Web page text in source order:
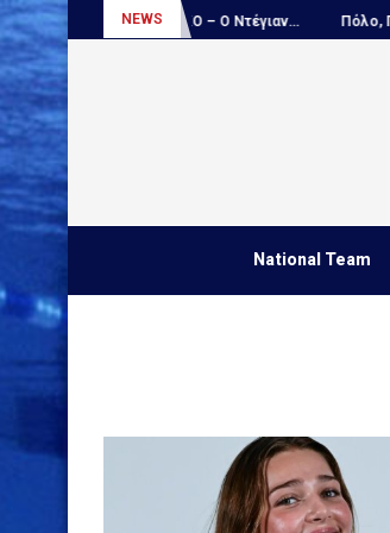
NEWS
ΑΠΟΚΛΕΙΣΤΙΚΟ – Ο Ντέγιαν... Πόλο,
National Team